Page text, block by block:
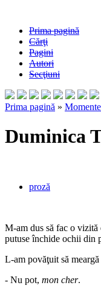
Prima pagină
Cărţi
Pagini
Autori
Secţiuni
Prima pagină »
Duminica
proză
M-am dus să fac o vizită
putuse închide ochii din
L-am povăţuit să
- Nu pot, mon cher.